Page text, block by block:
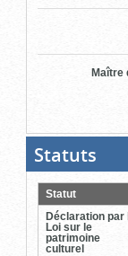
Maître
Statuts
pour
Statut
Déclaration par
Loi sur le
patrimoine
culturel